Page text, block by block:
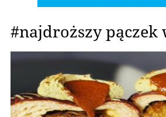
#najdroższy pączek